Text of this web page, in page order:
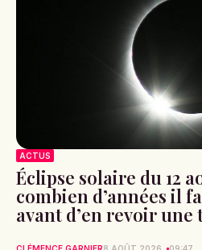
ACTUS
Éclipse solaire du 12
combien d’années il
avant d’en revoir une
CLÉMENCE GARNIER8 AOÛT 2026 09:47